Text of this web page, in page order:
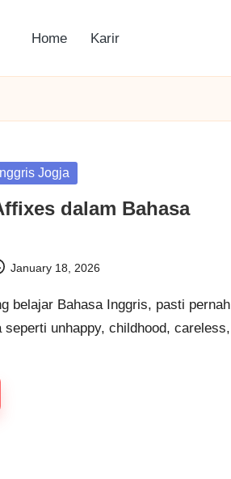
Home Karir
Jogja
dalam Bahasa
January 18, 2026
belajar Bahasa Inggris, pasti pernah
seperti unhappy, childhood, careless,